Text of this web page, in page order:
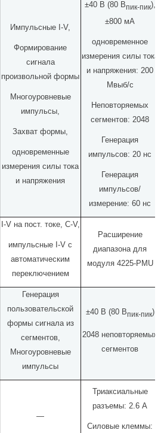
Импульсные -V,
Формирование
сигнала
произвольной формы
Многоуровневые
импульсы,
Захват формы,
одновременные
измерения силы тока
и напряжения
±40 В (80 Впик-пик),
±800 мА
одновременное
измерения силы тока
и напряжения: 200
Мвыб/с
Неповторяемых
сегментов: 2048
Генерация
импульсов: 20 нс
Генерация
импульсов/
измерение: 60 нс
-V на пост. токе, C-V,
импульсные -V с
автоматическим
переключением
Расширение
диапазона для
модуля 4225-PMU
Генерация
пользовательской
формы сигнала из
сегментов,
Многоуровневые
импульсы
±40 В (80 Впик-пик)
2048 неповторяемых
сегментов
—
Триаксиальные
разъемы: 2.6 A
Силовые клеммы: